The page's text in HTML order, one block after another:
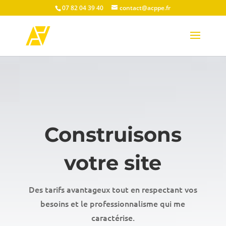
07 82 04 39 40 contact@acppe.fr
Construisons
votre site
Des tarifs avantageux tout en respectant vos
besoins et le professionnalisme qui me
caractérise.